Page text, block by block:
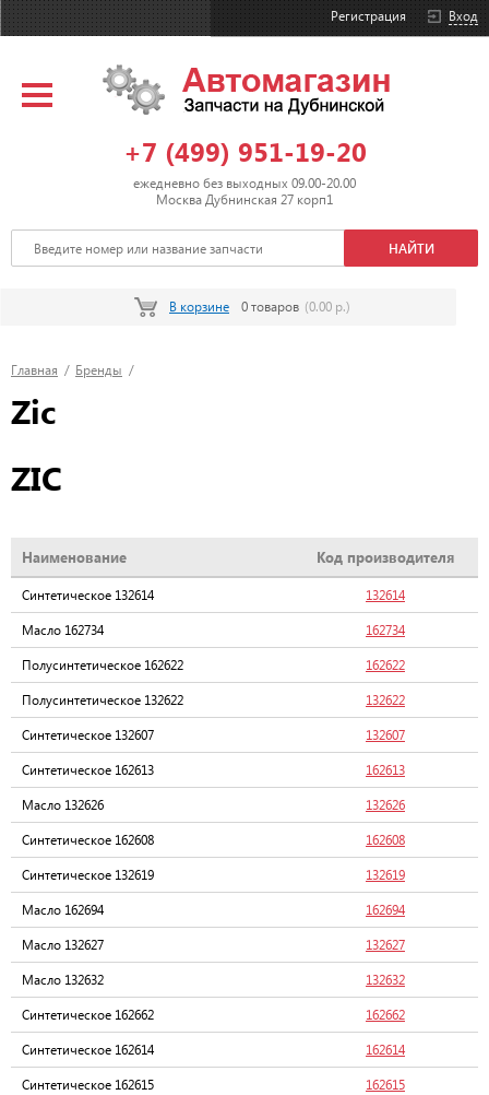
Вход
Регистрация
+7 (499) 951-19-20
ежедневно без выходных 09.00-20.00
Москва Дубнинская 27 корп1
В корзине 0 товаров (0.00 р.)
Главная / Бренды /
Zic
ZIC
Наименование Код производителя
Синтетическое 132614 132614
Масло 162734 162734
Полусинтетическое 162622 162622
Полусинтетическое 132622 132622
Синтетическое 132607 132607
Синтетическое 162613 162613
Масло 132626 132626
Синтетическое 162608 162608
Синтетическое 132619 132619
Масло 162694 162694
Масло 132627 132627
Масло 132632 132632
Синтетическое 162662 162662
Синтетическое 162614 162614
Синтетическое 162615 162615